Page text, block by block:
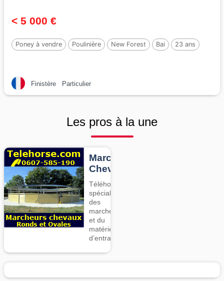
< 5 000 €
Poney à vendre Poulinière New Forest Bai 23 ans
Finistère Particulier
Les pros à la une
Marcheurs
Chevaux
Téléhorse,
spécialiste
des
marcheurs
et du
matériel
d’entrainement